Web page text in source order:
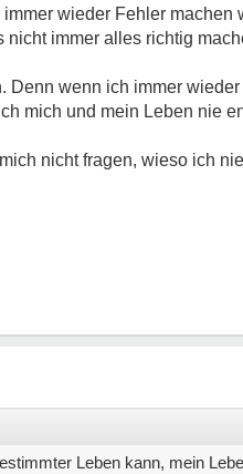
wieder Fehler machen
immer alles richtig
Denn wenn ich immer
mich und mein Leben nie
nicht fragen, wieso ich
Leben kann, mein